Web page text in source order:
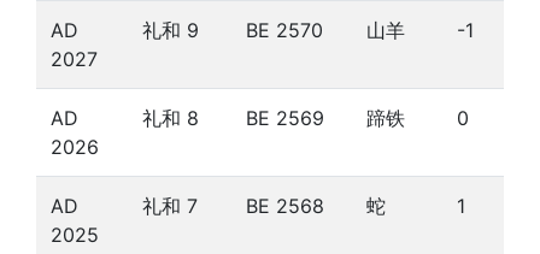
AD
2027
礼和 9 BE 2570 山羊 -1
AD
2026
礼和 8 BE 2569 蹄铁 0
AD
2025
礼和 7 BE 2568 蛇 1